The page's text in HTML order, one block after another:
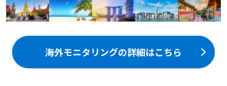
海外モニタリングの詳細はこちら